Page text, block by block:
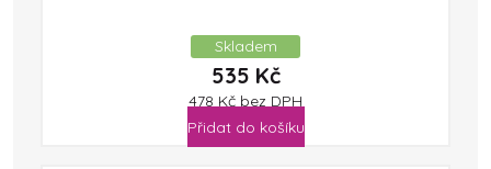
Skladem
535 Kč
478 Kč bez DPH
Přidat do košíku